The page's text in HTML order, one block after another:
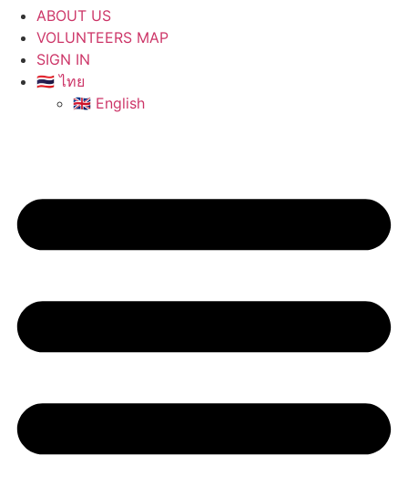
ABOUT US
VOLUNTEERS MAP
SIGN IN
🇹🇭 ไทย
🇬🇧 English